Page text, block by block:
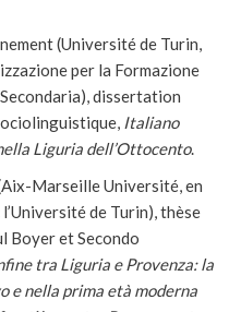
(Université de Turin,
per la Formazione
dissertation
Italiano
Liguria dell’Ottocento.
Marseille Université, en
de Turin), thèse
Boyer et Secondo
tra Liguria e Provenza: la
e nella prima età moderna